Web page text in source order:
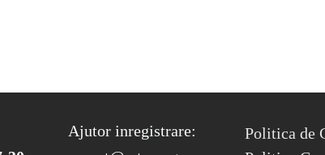
Ajutor inregistrare:
FOOTER
Politica de